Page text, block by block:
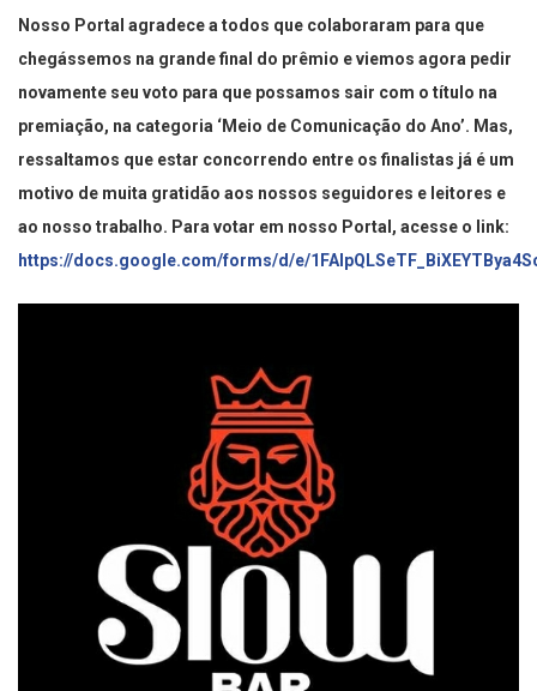
Nosso Portal agradece a todos que colaboraram para que
chegássemos na grande final do prêmio e viemos agora pedir
novamente seu voto para que possamos sair com o título na
premiação, na categoria ‘Meio de Comunicação do Ano’. Mas,
ressaltamos que estar concorrendo entre os finalistas já é um
motivo de muita gratidão aos nossos seguidores e leitores e
ao nosso trabalho. Para votar em nosso Portal, acesse o link:
https://docs.google.com/forms/d/e/